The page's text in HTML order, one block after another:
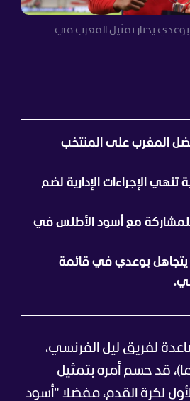
يختار تمثيل المغرب في
المغرب على المنتخب
تنهي الإجراءات الإدارية لضم
مع أسود الأطلس في
يتجاهل بوعدي في قائمة
لفريق ليل الفرنسي،
بوعدي (18 عاما)، قد حسم أمره بتمثيل
لكرة القدم، مفضلا "أسود